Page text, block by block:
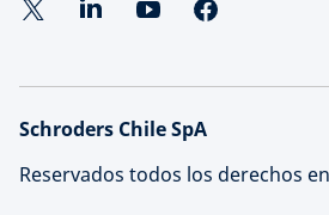
Schroders Chile SpA
Reservados todos los derechos